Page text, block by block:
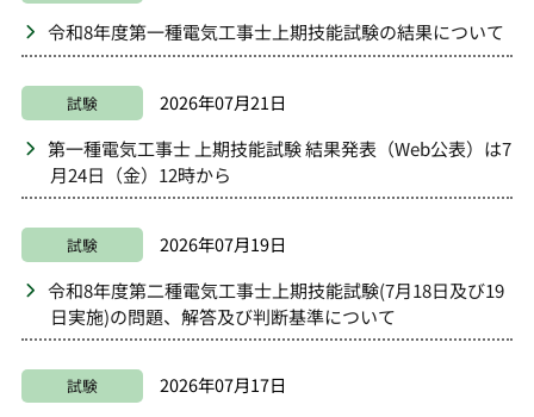
令和8年度第一種電気工事士上期技能試験の結果について
試験
2026年07月21日
第一種電気工事士 上期技能試験 結果発表（Web公表）は7
月24日（金）12時から
試験
2026年07月19日
令和8年度第二種電気工事士上期技能試験(7月18日及び19
日実施)の問題、解答及び判断基準について
試験
2026年07月17日